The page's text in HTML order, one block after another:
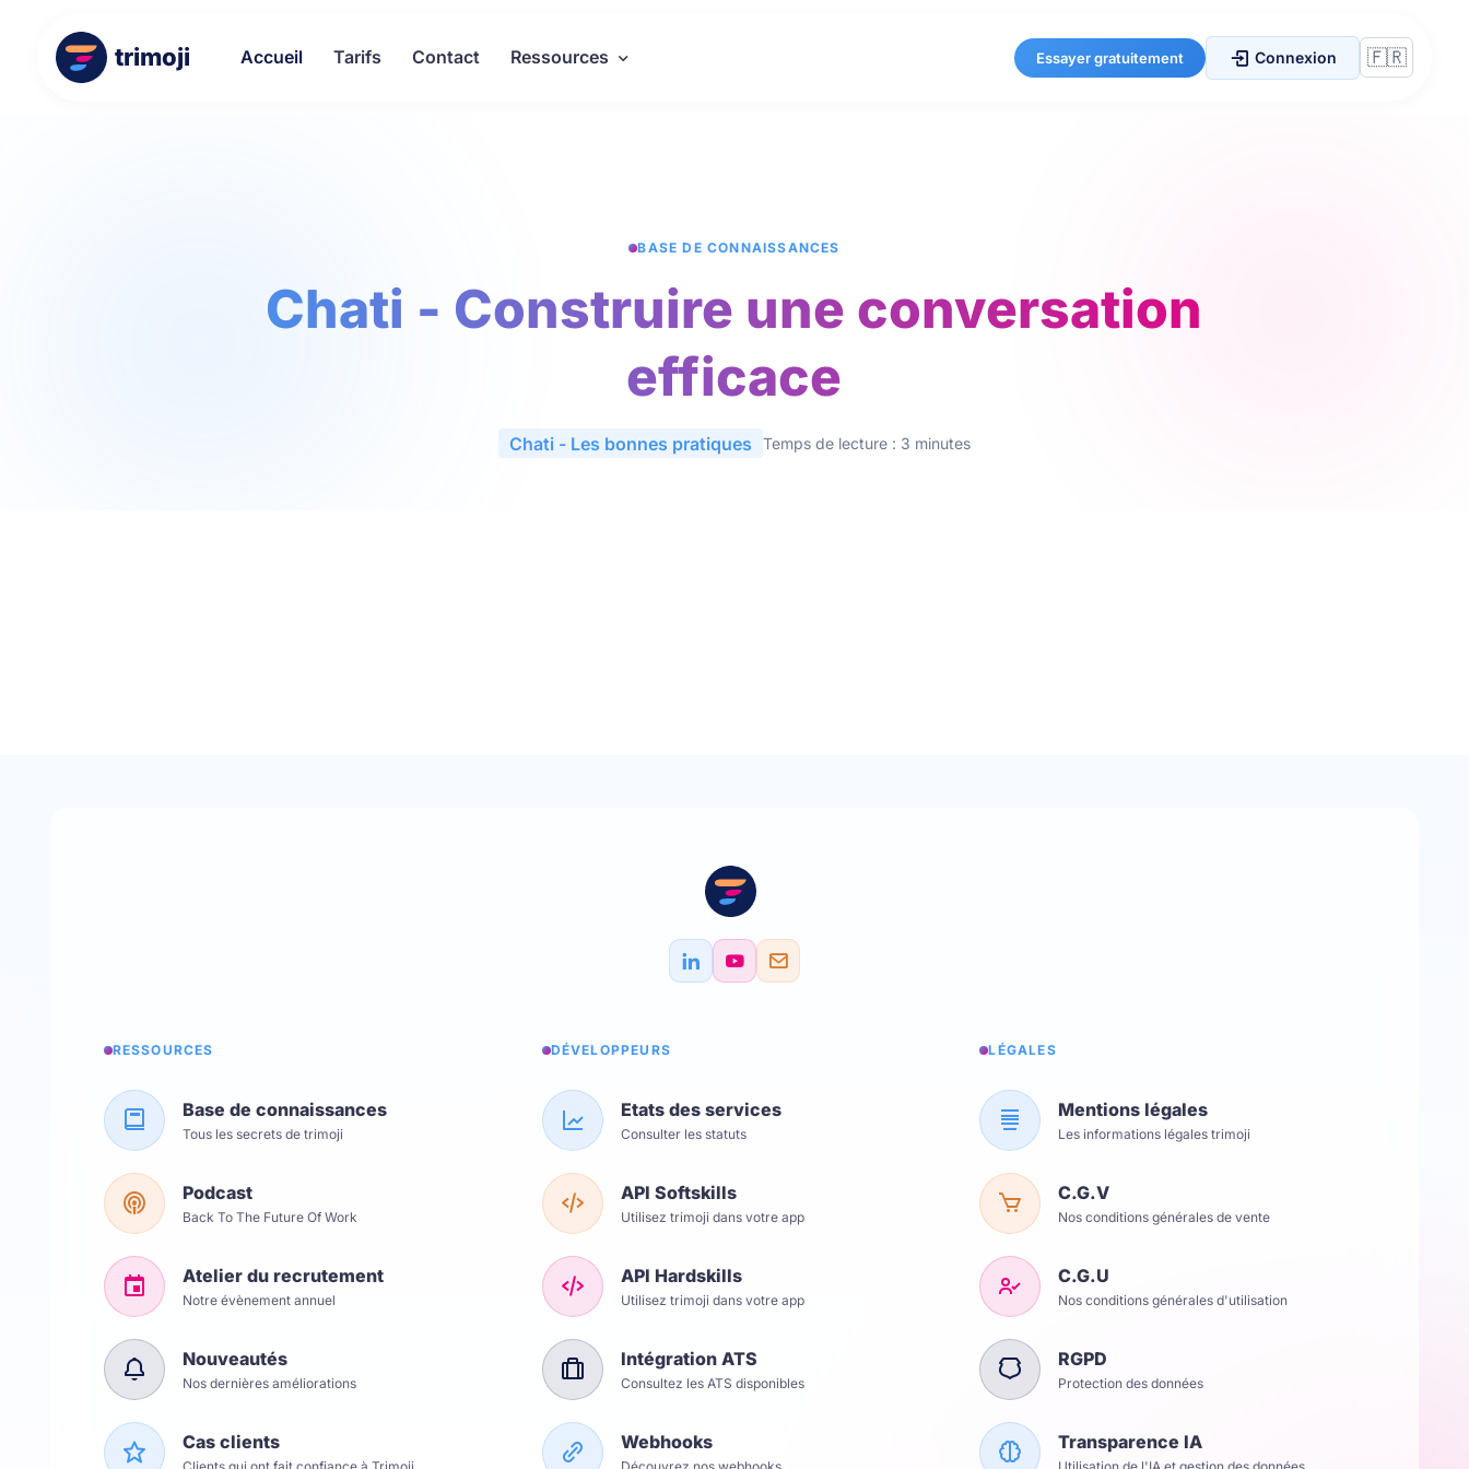
trimoji Accueil Tarifs Contact Ressources Essayer gratuitement Connexion
BASE DE CONNAISSANCES
Chati - Construire une conversation
efficace
Chati - Les bonnes pratiques Temps de lecture : 3 minutes
RESSOURCES
Base de connaissances
Tous les secrets de trimoji
Podcast
Back To The Future Of Work
Atelier du recrutement
Notre évènement annuel
Nouveautés
Nos dernières améliorations
Cas clients
DÉVELOPPEURS
Etats des services
Consulter les statuts
API Softskills
Utilisez trimoji dans votre app
API Hardskills
Utilisez trimoji dans votre app
Intégration ATS
Consultez les ATS disponibles
Webhooks
LÉGALES
Mentions légales
Les informations légales trimoji
C.G.V
Nos conditions générales de vente
C.G.U
Nos conditions générales d'utilisation
RGPD
Protection des données
Transparence IA